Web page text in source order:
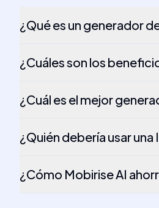
¿Qué es un generador
¿Cuáles son los
¿Cuál es el mejor
¿Quién debería usar
¿Cómo Mobirise AI